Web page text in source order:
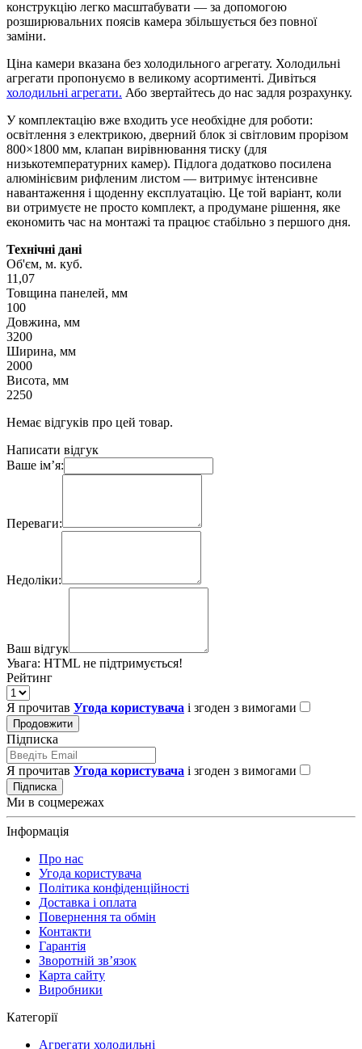
конструкцію легко масштабувати — за допомогою
розширювальних поясів камера збільшується без повної
заміни.
Ціна камери вказана без холодильного агрегату. Холодильні
агрегати пропонуємо в великому асортименті. Дивіться
холодильні агрегати. Або звертайтесь до нас задля розрахунку.
У комплектацію вже входить усе необхідне для роботи:
освітлення з електрикою, дверний блок зі світловим прорізом
800×1800 мм, клапан вирівнювання тиску (для
низькотемпературних камер). Підлога додатково посилена
алюмінієвим рифленим листом — витримує інтенсивне
навантаження і щоденну експлуатацію. Це той варіант, коли
ви отримуєте не просто комплект, а продумане рішення, яке
економить час на монтажі та працює стабільно з першого дня.
Технічні дані
Об'єм, м. куб.
11,07
Товщина панелей, мм
100
Довжина, мм
3200
Ширина, мм
2000
Висота, мм
2250
Немає відгуків про цей товар.
Написати відгук
Ваше ім’я:
Переваги:
Недоліки:
Ваш відгук
Увага: HTML не підтримується!
Рейтинг
Я прочитав Угода користувача і згоден з вимогами
Продовжити
Підписка
Я прочитав Угода користувача і згоден з вимогами
Підписка
Ми в соцмережах
Інформація
Про нас
Угода користувача
Політика конфіденційності
Доставка і оплата
Повернення та обмін
Контакти
Гарантія
Зворотній зв’язок
Карта сайту
Виробники
Категорії
Агрегати холодильні